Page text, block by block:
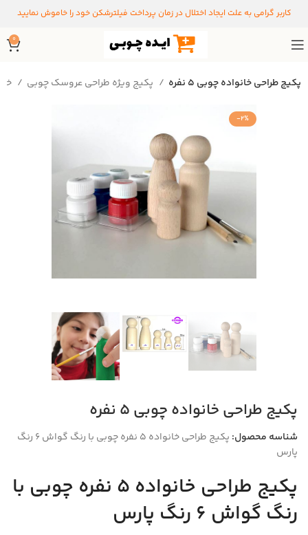
کاربر گرامی به علت ایجاد اختلال در زمان پرداخت فیلترشکن خود را خاموش نمایید
0
خانه پکیج طراحی خانواده چوبی ۵ نفره
-2%
پکیج طراحی خانواده چوبی ۵ نفره
شناسه محصول:
پکیج طراحی خانواده ۵ نفره چوبی با رنگ گواش ۶ رنگ
پارس
پکیج طراحی خانواده ۵ نفره چوبی با
رنگ گواش ۶ رنگ پارس